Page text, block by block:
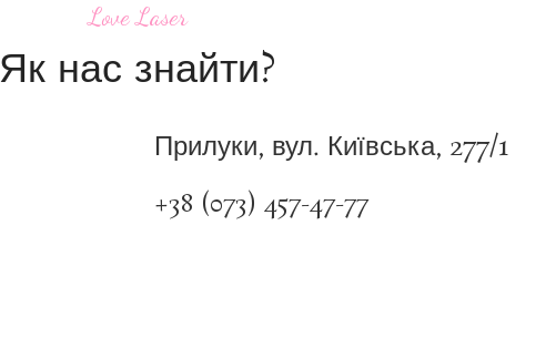
Love Laser
Як нас знайти?
Прилуки, вул. Київська, 277/1
+38 (073) 457-47-77